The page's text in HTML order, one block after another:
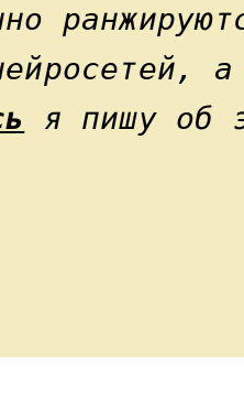
я пишу об